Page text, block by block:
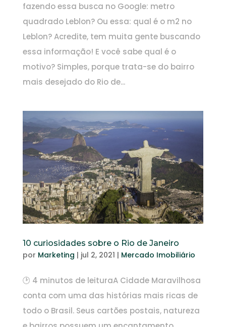
fazendo essa busca no Google: metro
quadrado Leblon? Ou essa: qual é o m2 no
Leblon? Acredite, tem muita gente buscando
essa informação! E você sabe qual é o
motivo? Simples, porque trata-se do bairro
mais desejado do Rio de...
10 curiosidades sobre o Rio de Janeiro
por Marketing | jul 2, 2021 | Mercado Imobiliário
🕑 4 minutos de leituraA Cidade Maravilhosa
conta com uma das histórias mais ricas de
todo o Brasil. Seus cartões postais, natureza